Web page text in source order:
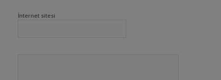
İnternet sitesi